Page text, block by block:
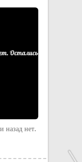
назад нет.